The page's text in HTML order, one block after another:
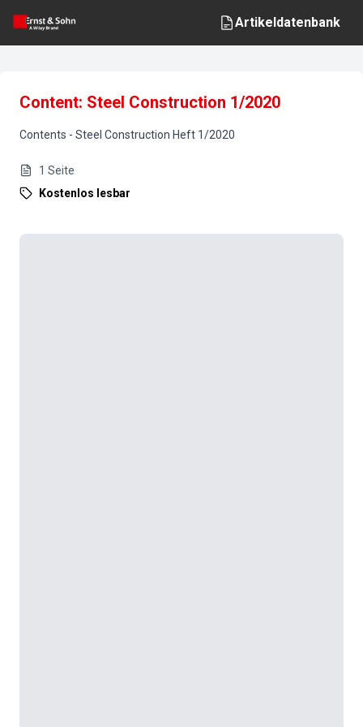
Artikeldatenbank
Content: Steel Construction 1/2020
Contents - Steel Construction Heft 1/2020
1 Seite
Kostenlos lesbar